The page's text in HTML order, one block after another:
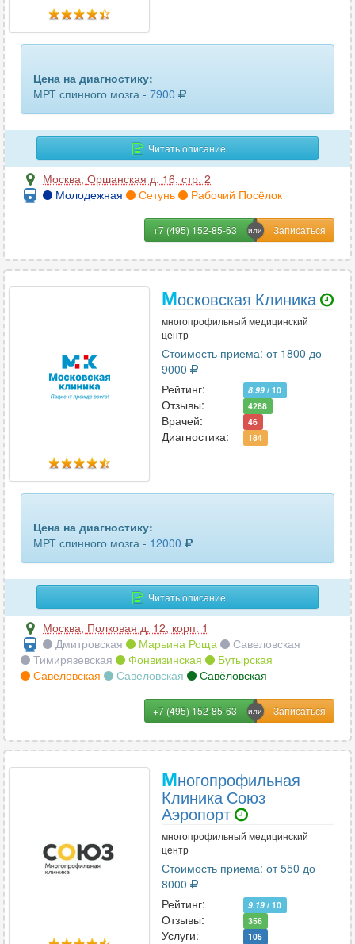
кисти руки
коленного сустава
копчика 74
костей таза 9
крестцово-подвздошных сочленений
1
лимфоузлов 10
102
молочных желез 57
мочевого пузыря
мягких тканей
мягких тканей бедра
мягких тканей голени
мягких тканей предплечья 18
мягких тканей шеи 68
мягких тканей ягодичной области
надпочечников
наружных половых органов 25
одного отдела позвоночника 40
отделов позвоночника
печени и желчевыводящих путей
Цена на диагностику:
МРТ спинного мозга - 7900
Читать описание
Москва, Оршанская д. 16, стр. 2
Молодежная
Сетунь Рабочий Посёлок
+7 (495) 152-85-63
Московская Клиника
многопрофильный медицинский
центр
Стоимость приема: от 1800 до
9000
Рейтинг:
8.99 / 10
Отзывы: 4288
Врачей: 46
Диагностика: 184
Цена на диагностику:
МРТ спинного мозга - 12000
Читать описание
Москва, Полковая д. 12, корп. 1
Дмитровская
Марьина Роща
Савеловская
Тимирязевская
Фонвизинская
Бутырская
Савеловская
Савеловская Савёловская
+7 (495) 152-85-63
Многопрофильная
Клиника Союз
Аэропорт
многопрофильный медицинский
центр
Стоимость приема: от 550 до
8000
Рейтинг:
9.19 / 10
Отзывы: 356
Услуги: 105